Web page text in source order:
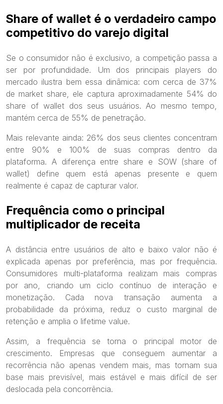
Share of wallet é o verdadeiro campo
competitivo do varejo digital
Se o consumidor não é exclusivo, a competição passa a
ser por profundidade. Um dos principais players do
mercado ilustra bem essa dinâmica: com cerca de 37%
de market share, ele captura aproximadamente 54% do
share of wallet dos seus usuários. Ao mesmo tempo,
mantém cerca de 55% de penetração.
Mais relevante ainda: 26% dos seus clientes concentram
entre 90% e 100% de suas compras dentro da
plataforma. A diferença entre share e SOW (share of
wallet) define quem está apenas presente e quem
realmente é capaz de capturar valor.
Frequência como o principal
multiplicador de receita
A distância entre usuários de alto e baixo valor não é
explicada apenas por preferência, mas por frequência.
Consumidores multi-plataforma realizam mais compras
por ano, criando um ciclo contínuo de interação e
monetização. Cada nova transação aumenta a
probabilidade da próxima, reduz o custo marginal de
retenção e amplia o lifetime value.
Assim, a frequência se torna o principal motor de
crescimento. Empresas que conseguem aumentar a
recorrência não apenas vendem mais, mas tornam sua
base mais previsível, mais estável e mais difícil de ser
deslocada pela concorrência.